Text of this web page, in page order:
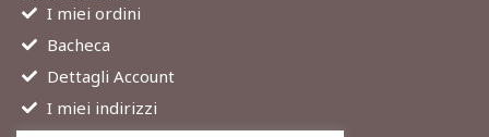
I miei ordini
Bacheca
Dettagli Account
I miei indirizzi